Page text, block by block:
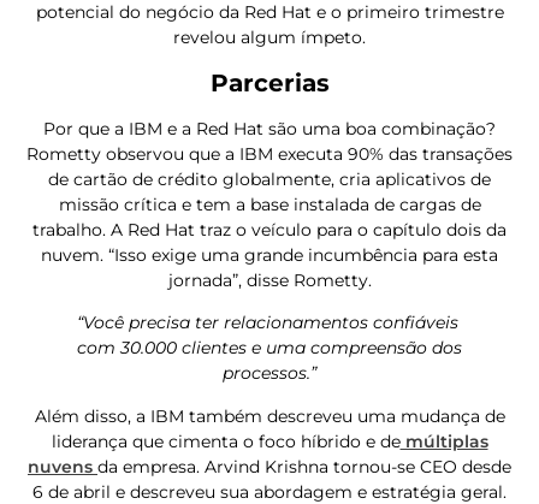
potencial do negócio da Red Hat e o primeiro trimestre
revelou algum ímpeto.
Parcerias
Por que a IBM e a Red Hat são uma boa combinação?
Rometty observou que a IBM executa 90% das transações
de cartão de crédito globalmente, cria aplicativos de
missão crítica e tem a base instalada de cargas de
trabalho. A Red Hat traz o veículo para o capítulo dois da
nuvem. “Isso exige uma grande incumbência para esta
jornada”, disse Rometty.
“Você precisa ter relacionamentos confiáveis ​​
com 30.000 clientes e uma compreensão dos
processos.”
Além disso, a IBM também descreveu uma mudança de
liderança que cimenta o foco híbrido e demúltiplas
nuvens da empresa. Arvind Krishna tornou-se CEO desde
6 de abril e descreveu sua abordagem e estratégia geral.